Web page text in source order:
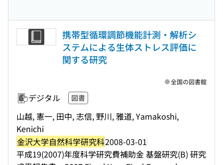
携帯型循環調節機能計測・解析シ
ステムによる生体ストレス評価に
関する研究
デジタル 図書
山越, 憲一, 田中, 志信, 野川, 雅道, Yamakoshi,
Kenichi
金沢大学自然科学研究科2008-03-01
平成19(2007)年度科学研究費補助金 基盤研究(B) 研究
全国の図書館